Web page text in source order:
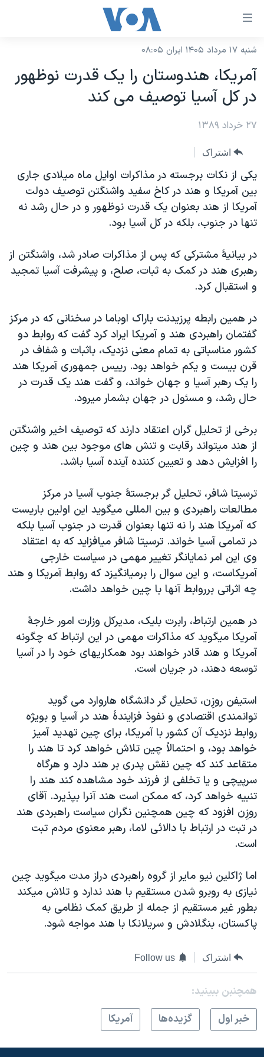
لینکهای
دسترسی
جهش
محتوای
اصلی
صفحه
اصلی
جهش
به
جستجو
نسخه سبک وب‌سایت
موضوع ها
ایران
آمریکا
جهان
ورزشی
گزیده‌ها
ویدیوها
فرهنگ و زندگی
اقتصادی
علم و فناوری
اسرائیل در جنگ
گالری عکس
آرشیو پخش زنده
برنامه های تلویزیونی
جدول برنامه ها
صفحه‌های ویژه
جام جهانی ۲۰۲۶
عملیات خشم حماسی
بایگانی برنامه‌های تلویزیونی
مستندها
حمله جمهوری اسلامی به اسرائیل
رمز مهسا
ورزش زنان در ایران
اعتراضات زن، زندگی، آزادی
مجموعه مستندهای دادخواهی
تریبونال مردمی آبان ۹۸
دادگاه حمید نوری
چهل سال گروگان‌گیری
قانون شفافیت دارائی کادر رهبری ایران
اعتراضات مردمی آبان ۹۸
اسرائیل در جنگ
نرگس محمدی برنده جایزه نوبل صلح
همایش محافظه‌کاران آمریکا «سی‌پک»
صفحه‌های ویژه
سفر پرزیدنت ترامپ به چین
فرکانس‌های صدای آمریکا
پخش رادیویی
دنبال کنید
زبانهای مختلف
شنبه ۱۷ مرداد ۱۴۰۵ ایران ۰۸:۰۵
آمريکا، هندوستان را يک قدرت نوظهور
در کل آسيا توصيف می کند
۲۷ خرداد ۱۳۸۹
اشتراک
يکی از نکات برجسته در مذاکرات اوايل ماه ميلادی جاری
بين آمريکا و هند در کاخ سفيد واشنگتن توصيف دولت
آمريکا از هند بعنوان يک قدرت نوظهور و در حال رشد نه
تنها در جنوب، بلکه در کل آسيا بود.
در بيانيۀ مشترکی که پس از مذاکرات صادر شد، واشنگتن از
رهبری هند در کمک به ثبات، صلح، و پيشرفت آسيا تمجيد
و استقبال کرد.
در همين رابطه پرزيدنت باراک اوباما در سخنانی که در مرکز
گفتمان راهبردی هند و آمريکا ايراد کرد گفت که روابط دو
کشور مناسباتی به تمام معنی نزديک، باثبات و شفاف در
قرن بيست و يکم خواهد بود. رييس جمهوری آمريکا هند
را يک رهبر آسيا و جهان خواند، و گفت هند يک قدرت در
حال رشد، و مسئول در جهان بشمار ميرود.
برخی از تحليل گران اعتقاد دارند که توصيف اخير واشنگتن
از هند ميتواند رقابت و تنش های موجود بين هند و چين
را افزايش دهد و تعيين کننده آينده آسيا باشد.
ترسيتا شافر، تحليل گر برجستۀ جنوب آسيا در مرکز
مطالعات راهبردی و بين المللی ميگويد اين اولين باريست
که آمريکا هند را نه تنها بعنوان قدرت در جنوب آسيا بلکه
در تمامی آسيا خواند. ترسيتا شافر ميافزايد که به اعتقاد
وی اين امر نمايانگر تغيير مهمی در سياست خارجی
آمريکاست، و اين سوال را برميانگيزد که روابط آمريکا و هند
چه اثراتی برروابط آنها با چين خواهد داشت.
در همين ارتباط، رابرت بليک، مديرکل وزارت امور خارجۀ
آمريکا ميگويد که مذاکرات مهمی در اين ارتباط که چگونه
آمريکا و هند قادر خواهند بود همکاريهای خود را در آسيا
توسعه دهند، در جريان است.
استيفن روزِن، تحليل گر دانشگاه هاروارد می گويد
توانمندی اقتصادی و نفوذ فزايندۀ هند در آسيا و بويژه
روابط نزديک آن کشور با آمريکا، برای چين تهديد آميز
خواهد بود، و احتمالاً چين تلاش خواهد کرد تا هند را
متقاعد کند که چين نقش پدری بر هند دارد و هرگاه
سرپيچی و يا تخلفی از فرزند خود مشاهده کند هند را
تنبيه خواهد کرد، که ممکن است هند آنرا بپذيرد. آقای
روزِن افزود که چين همچنين نگران سياست راهبردی هند
در تبت در ارتباط با دالائی لاما، رهبر معنوی مردم تبت
است.
اما ژاکلين نيو ماير از گروه راهبردی دراز مدت ميگويد چين
نيازی به روبرو شدن مستقيم با هند ندارد و تلاش ميکند
بطور غير مستقيم از جمله از طريق کمک نظامی به
پاکستان، بنگلادش و سريلانکا با هند مواجه شود.
اشتراک Follow us
همچنبن ببینید:
خبر اول
گزيده‌ها آمريکا